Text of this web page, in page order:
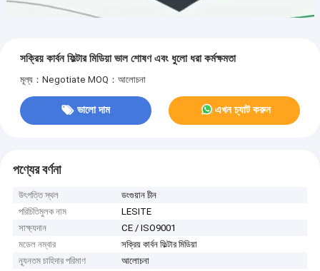
সক্রিয় কার্বন ফিল্টার মিডিয়া ভাল শোষণ এবং ধুলো ধরা কর্মক্ষমতা
মূল্য：Negotiate MOQ：আলোচনা
ভালো দাম এখন চ্যাট করুন
পণ্যের বর্ণনা
উৎপত্তি স্থল
ডংগুয়ান চীন
পরিচিতিমুলক নাম
LESITE
সাক্ষ্যদান
CE / ISO9001
মডেল নম্বার
সক্রিয় কার্বন ফিল্টার মিডিয়া
ন্যূনতম চাহিদার পরিমাণ
আলোচনা